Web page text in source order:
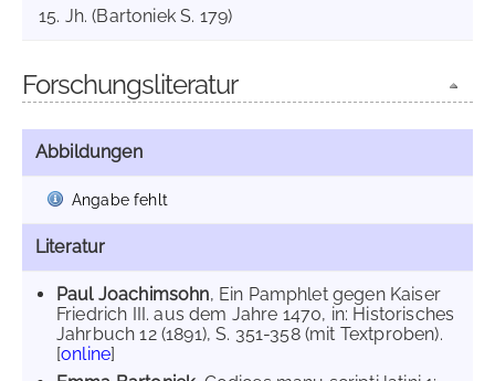
15. Jh. (Bartoniek S. 179)
Forschungsliteratur
Abbildungen
Angabe fehlt
Literatur
Paul Joachimsohn, Ein Pamphlet gegen Kaiser
Friedrich III. aus dem Jahre 1470, in: Historisches
Jahrbuch 12 (1891), S. 351-358 (mit Textproben).
[online]